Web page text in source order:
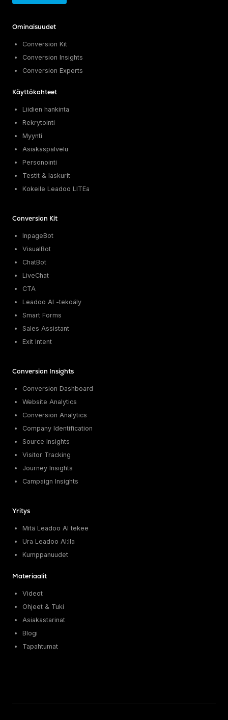
Ominaisuudet
Conversion Kit
Conversion Insights
Conversion Experts
Käyttökohteet
Liidien hankinta
Rekrytointi
Myynti
Asiakaspalvelu
Personointi
Testit & laskurit
Kokeile Leadoo LITEa
Conversion Kit
InpageBot
VisualBot
ChatBot
LiveChat
CTA
Leadoo AI -tekoäly
Smart Forms
Sales Assistant
Exit Intent
Conversion Insights
Conversion Dashboard
Website Analytics
Conversion Analytics
Company Identification
Source Insights
Visitor Tracking
Journey Insights
Campaign Insights
Yritys
Mitä Leadoo AI tekee
Ura Leadoo AI:lla
Kumppanuudet
Materiaalit
Videot
Ohjeet & Tuki
Asiakastarinat
Blogi
Tapahtumat